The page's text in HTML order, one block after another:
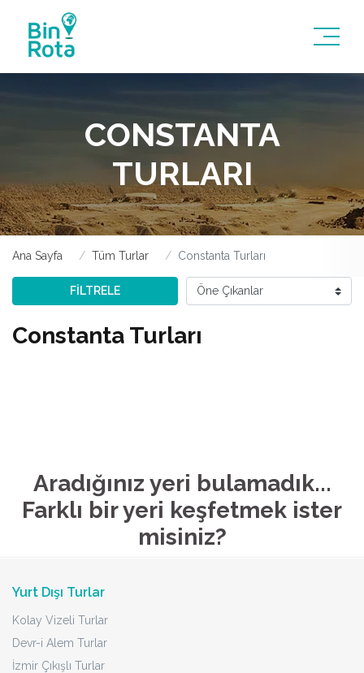
CONSTANTA
TURLARI
Ana Sayfa Tüm Turlar Constanta Turları
FİLTRELE
Constanta Turları
Aradığınız yeri bulamadık...
Farklı bir yeri keşfetmek ister
misiniz?
Yurt Dışı Turlar
Kolay Vizeli Turlar
Devr-i Alem Turlar
İzmir Çıkışlı Turlar